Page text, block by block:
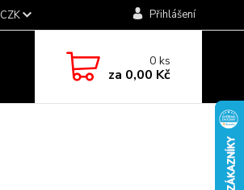
CZK Přihlášení
0ks
za 0,00 Kč